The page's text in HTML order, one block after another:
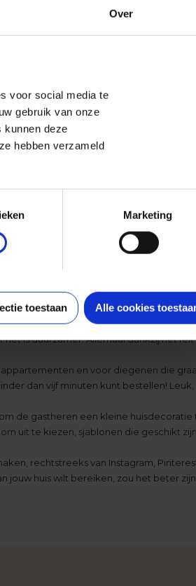
Over
voor social media te
gebruik van onze
kunnen deze
hebben verzameld
Marketing
toestaan Alle cookies
zal veroorzaken dat jouw woning niet
waardeer je zeker hoe
in onze online editor is een
eruitzien. Dergelijke personen
bekijk dan ook onze
we herinneren ons aan
(wat vind je liever: zonsopgang of
voor jou waren. Wil je de mooiste
groot canvasdoek te maken, een
of dat je alleen die foto's moet
als je echter geen artistiek inzicht
is duurzamer. Allemaal dankzij het
en voor diegenen die
dan vijf minuten kunt bestellen!
de gastheren een kleine huisdecoratie
uit te kiezen, sjablonen die geschikt
rechtstreeks van Instagram,
huis wilt bereiken, zou het beter